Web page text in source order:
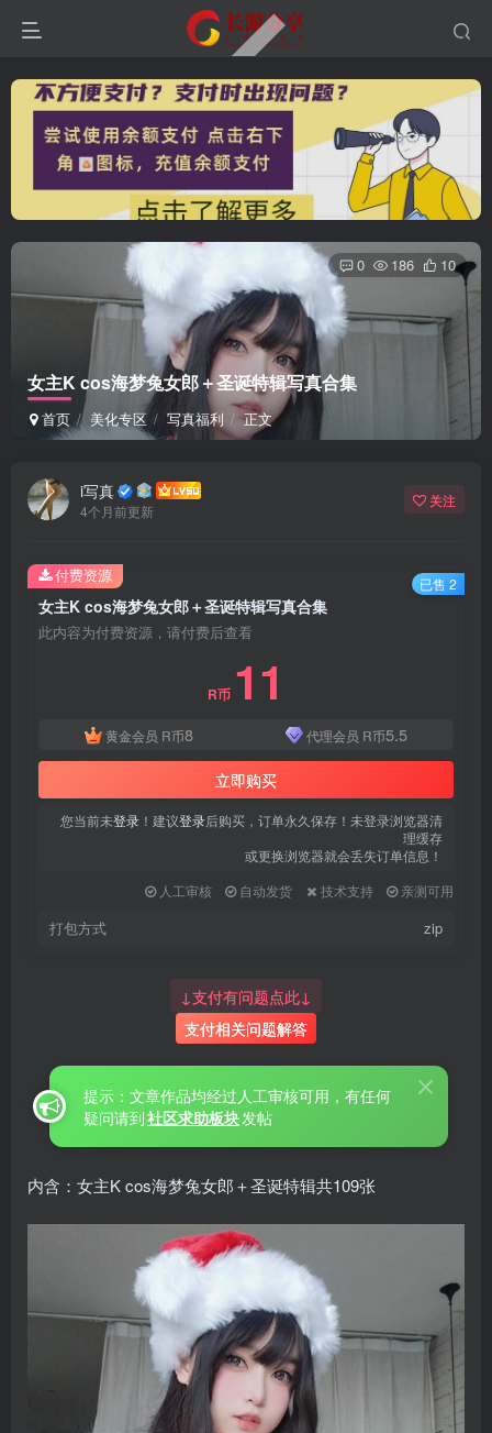
女主K cos海梦兔女郎＋圣诞特辑写真合集
首页 美化专区 写真福利 正文
0 186 10
i写真
4个月前更新
关注
女主K cos海梦兔女郎＋圣诞特辑写真合集
此内容为付费资源，请付费后查看
R币 11
黄金会员 R币8 代理会员 R币5.5
立即购买
您当前未登录 ！建议登录后购买，订单永久保存！未登录浏览器清
理缓存
或更换浏览器就会丢失订单信息！
人工审核
自动发货 技术支持 亲测可用
打包方式 zip
付费资源 已售 2
↓支付有问题点此↓
支付相关问题解答
提示：文章作品均经过人工审核可用，有任何
疑问请到社区求助板块发帖
内含：女主K cos海梦兔女郎＋圣诞特辑共109张